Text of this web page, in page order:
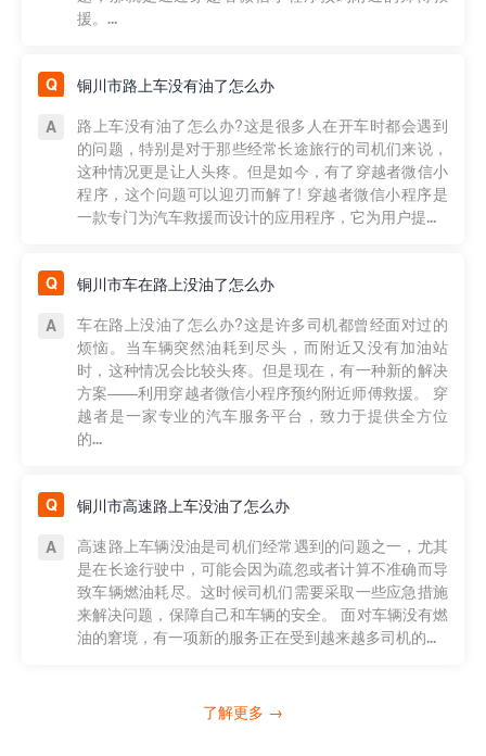
援。...
铜川市路上车没有油了怎么办
路上车没有油了怎么办?这是很多人在开车时都会遇到
的问题，特别是对于那些经常长途旅行的司机们来说，
这种情况更是让人头疼。但是如今，有了穿越者微信小
程序，这个问题可以迎刃而解了! 穿越者微信小程序是
一款专门为汽车救援而设计的应用程序，它为用户提...
铜川市车在路上没油了怎么办
车在路上没油了怎么办?这是许多司机都曾经面对过的
烦恼。当车辆突然油耗到尽头，而附近又没有加油站
时，这种情况会比较头疼。但是现在，有一种新的解决
方案——利用穿越者微信小程序预约附近师傅救援。 穿
越者是一家专业的汽车服务平台，致力于提供全方位
的...
铜川市高速路上车没油了怎么办
高速路上车辆没油是司机们经常遇到的问题之一，尤其
是在长途行驶中，可能会因为疏忽或者计算不准确而导
致车辆燃油耗尽。这时候司机们需要采取一些应急措施
来解决问题，保障自己和车辆的安全。 面对车辆没有燃
油的窘境，有一项新的服务正在受到越来越多司机的...
了解更多 →